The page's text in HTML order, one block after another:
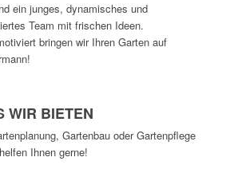
ein junges, dynamisches und
Team mit frischen Ideen.
bringen wir Ihren Garten auf
WIR BIETEN
Gartenbau oder Gartenpflege
Ihnen gerne!